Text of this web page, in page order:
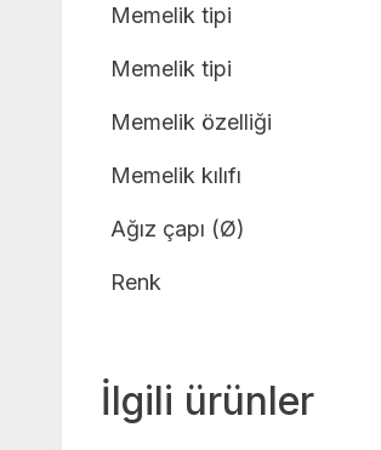
Memelik tipi
Memelik tipi
Memelik özelliği
Memelik kılıfı
Ağız çapı (Ø)
Renk
İlgili ürünler